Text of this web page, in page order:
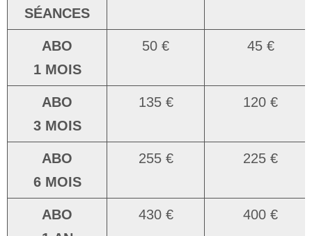
SÉANCES
ABO
1 MOIS
50 € 45 €
ABO
3 MOIS
135 € 120 €
ABO
6 MOIS
255 € 225 €
ABO
430 € 400 €